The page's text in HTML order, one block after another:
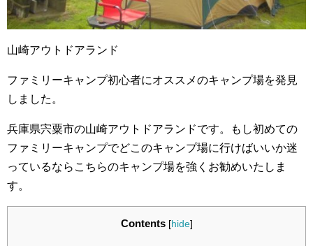
山崎アウトドアランド
ファミリーキャンプ初心者にオススメのキャンプ場を発見
しました。
兵庫県宍粟市の山崎アウトドアランドです。もし初めての
ファミリーキャンプでどこのキャンプ場に行けばいいか迷
っているならこちらのキャンプ場を強くお勧めいたしま
す。
Contents [hide]